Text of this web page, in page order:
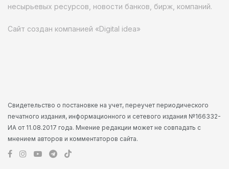
несырьевых ресурсов, новости банков, бирж, компаний.
Сайт создан компанией «Digital idea»
Свидетельство о постановке на учет, переучет периодического
печатного издания, информационного и сетевого издания №166332-
ИА от 11.08.2017 года. Мнение редакции может не совпадать с
мнением авторов и комментаторов сайта.